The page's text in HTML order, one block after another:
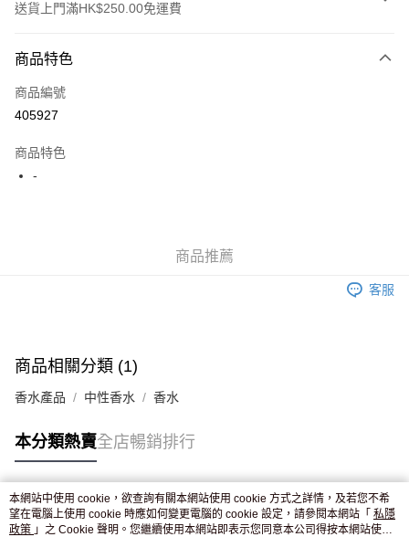
送貨上門滿HK$250.00免運費
信用卡
Apple Pay
JD京東物流，訂單確認發貨後2-4個工作天送達
商品特色
商品編號
405927
商品特色
-
商品推薦
客服
商品相關分類 (1)
香水產品 中性香水 香水
本分類熱賣全店暢銷排行
熱門標籤
本網站中使用 cookie，欲查詢有關本網站使用 cookie 方式之詳情，及若您不希
望在電腦上使用 cookie 時應如何變更電腦的 cookie 設定，請參閱本網站「 私隱
政策 」之 Cookie 聲明。您繼續使用本網站即表示您同意本公司得按本網站使用